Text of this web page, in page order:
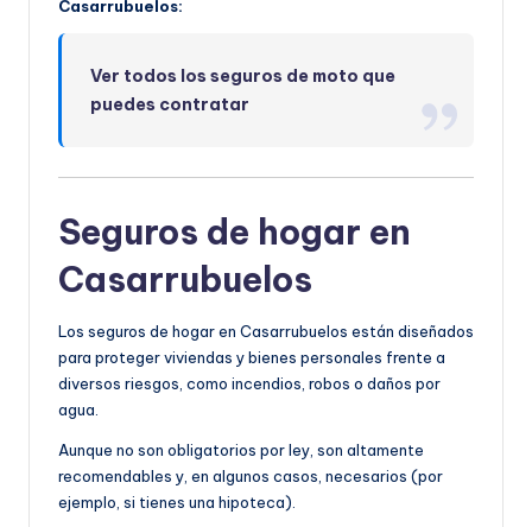
Casarrubuelos:
Ver todos los seguros de moto que
puedes contratar
Seguros de hogar en
Casarrubuelos
Los seguros de hogar en Casarrubuelos están diseñados
para proteger viviendas y bienes personales frente a
diversos riesgos, como incendios, robos o daños por
agua.
Aunque no son obligatorios por ley, son altamente
recomendables y, en algunos casos, necesarios (por
ejemplo, si tienes una hipoteca).